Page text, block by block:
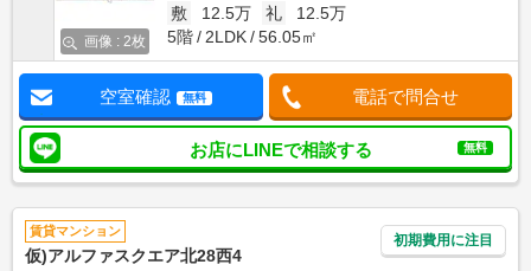
画像 : 2枚
敷
12.5万 礼
12.5万
5階
2LDK 56.05㎡
空室確認 無料 電話で問合せ
お店にLINEで相談する 無料
賃貸マンション
仮)アルファスクエア北28西4
初期費用に注目